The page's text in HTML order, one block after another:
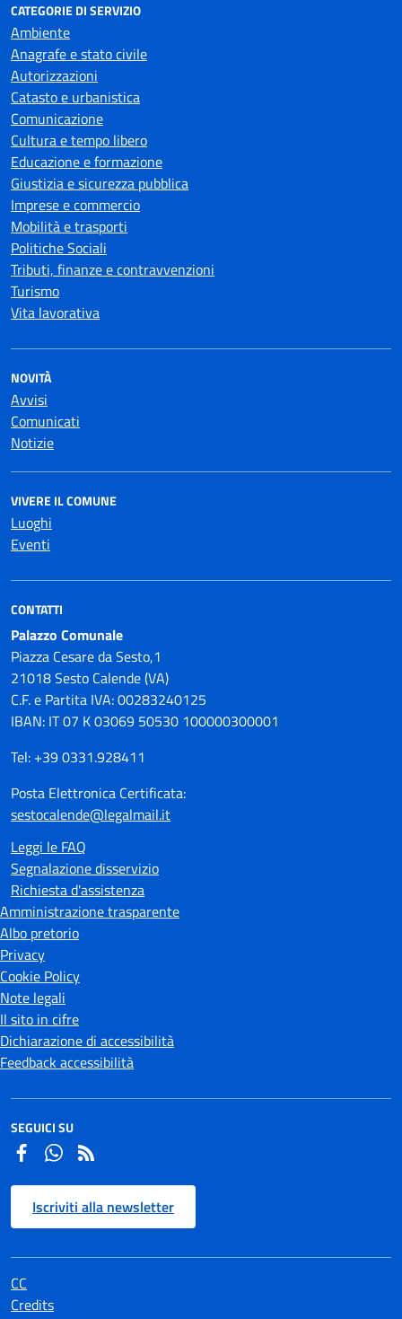
CATEGORIE DI SERVIZIO
Ambiente
Anagrafe e stato civile
Autorizzazioni
Catasto e urbanistica
Comunicazione
Cultura e tempo libero
Educazione e formazione
Giustizia e sicurezza pubblica
Imprese e commercio
Mobilità e trasporti
Politiche Sociali
Tributi, finanze e contravvenzioni
Turismo
Vita lavorativa
NOVITÀ
Avvisi
Comunicati
Notizie
VIVERE IL COMUNE
Luoghi
Eventi
CONTATTI
Palazzo Comunale
Piazza Cesare da Sesto,1
21018 Sesto Calende (VA)
C.F. e Partita IVA: 00283240125
IBAN: IT 07 K 03069 50530 100000300001
Tel: +39 0331.928411
Posta Elettronica Certificata:
sestocalende@legalmail.it
Leggi le FAQ
Segnalazione disservizio
Richiesta d'assistenza
Amministrazione trasparente
Albo pretorio
Privacy
Cookie Policy
Note legali
Il sito in cifre
Dichiarazione di accessibilità
Feedback accessibilità
SEGUICI SU
FacebookWhatsapp
Iscriviti alla newsletter
CC
Credits